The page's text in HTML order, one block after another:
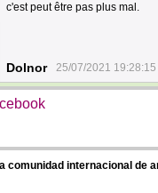
c'est peut être pas plus mal.
Dolnor 25/07/2021 19:28:15
comunidad internacional